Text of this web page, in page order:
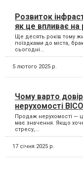
Розвиток
як це впливає на
Ще десять років тому
поїздками до міста,
сьогодні...
5 лютого 2025 р.
Чому варто
нерухомості
Продаж нерухомості —
має значення. Якщо
стресу,...
17 січня 2025 р.